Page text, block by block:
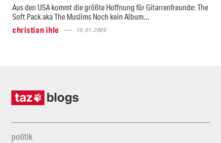
Aus den USA kommt die größte Hoffnung für Gitarrenfreunde: The
Soft Pack aka The Muslims Noch kein Album...
christian ihle
16.01.2009
politik